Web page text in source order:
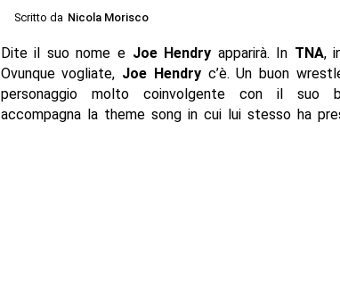
Scritto da Nicola Morisco
Dite il suo nome e Joe Hendry apparirà. In TNA,
Ovunque vogliate, Joe Hendryc’è. Un buon
personaggio molto coinvolgente con il suo
accompagna la theme song in cui lui stesso ha